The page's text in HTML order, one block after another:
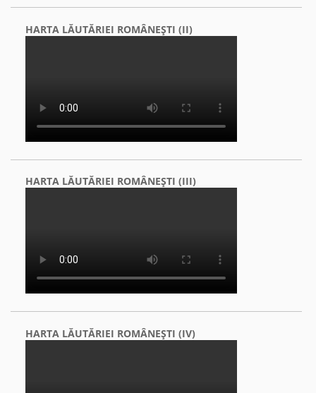
HARTA LĂUTĂRIEI ROMÂNEŞTI (II)
HARTA LĂUTĂRIEI ROMÂNEŞTI (III)
HARTA LĂUTĂRIEI ROMÂNEŞTI (IV)